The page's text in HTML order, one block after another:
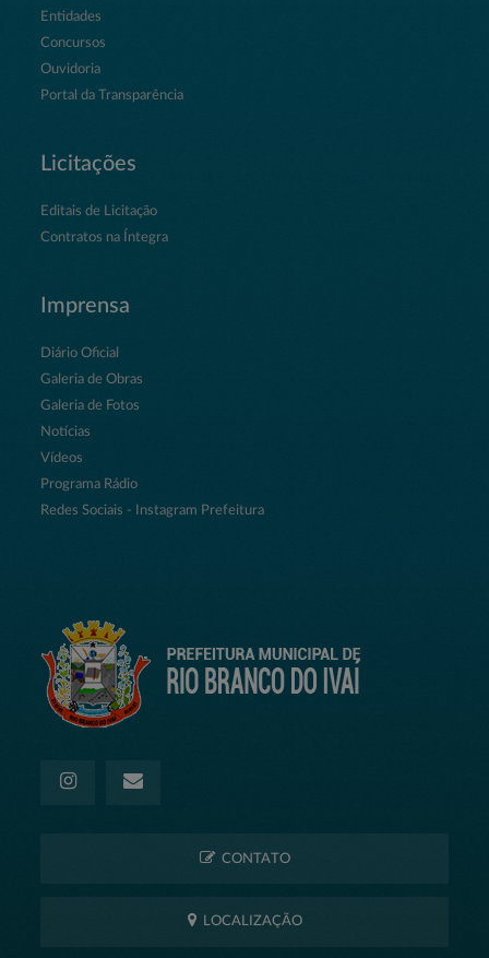
Entidades
Concursos
Ouvidoria
Portal da Transparência
Licitações
Editais de Licitação
Contratos na Íntegra
Imprensa
Diário Oficial
Galeria de Obras
Galeria de Fotos
Notícias
Vídeos
Programa Rádio
Redes Sociais - Instagram Prefeitura
CONTATO
LOCALIZAÇÃO